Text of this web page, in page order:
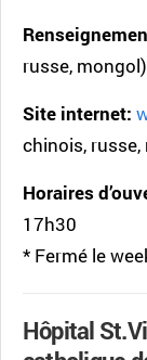
russe, mongol)
Site internet:
chinois,
Horaires
17h30
* Fermé le
Hôpital